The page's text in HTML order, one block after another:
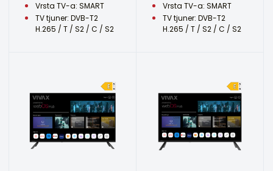
Vrsta TV-a: SMART
TV tjuner: DVB-T2
H.265 / T / S2 / C / S2
Vrsta TV-a: SMART
TV tjuner: DVB-T2
H.265 / T / S2 / C / S2